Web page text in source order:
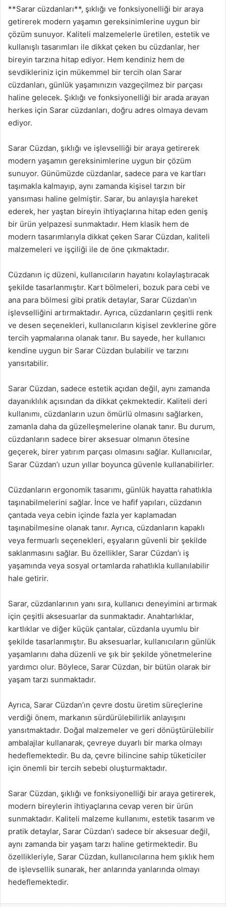
**Sarar cüzdanları**, şıklığı ve fonksiyonelliği bir araya
getirerek modern yaşamın gereksinimlerine uygun bir
çözüm sunuyor. Kaliteli malzemelerle üretilen, estetik ve
kullanışlı tasarımları ile dikkat çeken bu cüzdanlar, her
bireyin tarzına hitap ediyor. Hem kendiniz hem de
sevdikleriniz için mükemmel bir tercih olan Sarar
cüzdanları, günlük yaşamınızın vazgeçilmez bir parçası
haline gelecek. Şıklığı ve fonksiyonelliği bir arada arayan
herkes için Sarar cüzdanları, doğru adres olmaya devam
ediyor.
Sarar Cüzdan, şıklığı ve işlevselliği bir araya getirerek
modern yaşamın gereksinimlerine uygun bir çözüm
sunuyor. Günümüzde cüzdanlar, sadece para ve kartları
taşımakla kalmayıp, aynı zamanda kişisel tarzın bir
yansıması haline gelmiştir. Sarar, bu anlayışla hareket
ederek, her yaştan bireyin ihtiyaçlarına hitap eden geniş
bir ürün yelpazesi sunmaktadır. Hem klasik hem de
modern tasarımlarıyla dikkat çeken Sarar Cüzdan, kaliteli
malzemeleri ve işçiliği ile de öne çıkmaktadır.
Cüzdanın iç düzeni, kullanıcıların hayatını kolaylaştıracak
şekilde tasarlanmıştır. Kart bölmeleri, bozuk para cebi ve
ana para bölmesi gibi pratik detaylar, Sarar Cüzdan’ın
işlevselliğini artırmaktadır. Ayrıca, cüzdanların çeşitli renk
ve desen seçenekleri, kullanıcıların kişisel zevklerine göre
tercih yapmalarına olanak tanır. Bu sayede, her kullanıcı
kendine uygun bir Sarar Cüzdan bulabilir ve tarzını
yansıtabilir.
Sarar Cüzdan, sadece estetik açıdan değil, aynı zamanda
dayanıklılık açısından da dikkat çekmektedir. Kaliteli deri
kullanımı, cüzdanların uzun ömürlü olmasını sağlarken,
zamanla daha da güzelleşmelerine olanak tanır. Bu durum,
cüzdanların sadece birer aksesuar olmanın ötesine
geçerek, birer yatırım parçası olmasını sağlar. Kullanıcılar,
Sarar Cüzdan’ı uzun yıllar boyunca güvenle kullanabilirler.
Cüzdanların ergonomik tasarımı, günlük hayatta rahatlıkla
taşınabilmelerini sağlar. İnce ve hafif yapıları, cüzdanın
çantada veya cebin içinde fazla yer kaplamadan
taşınabilmesine olanak tanır. Ayrıca, cüzdanların kapaklı
veya fermuarlı seçenekleri, eşyaların güvenli bir şekilde
saklanmasını sağlar. Bu özellikler, Sarar Cüzdan’ı iş
yaşamında veya sosyal ortamlarda rahatlıkla kullanılabilir
hale getirir.
Sarar, cüzdanlarının yanı sıra, kullanıcı deneyimini artırmak
için çeşitli aksesuarlar da sunmaktadır. Anahtarlıklar,
kartlıklar ve diğer küçük çantalar, cüzdanla uyumlu bir
şekilde tasarlanmıştır. Bu aksesuarlar, kullanıcıların günlük
yaşamlarını daha düzenli ve şık bir şekilde yönetmelerine
yardımcı olur. Böylece, Sarar Cüzdan, bir bütün olarak bir
yaşam tarzı sunmaktadır.
Ayrıca, Sarar Cüzdan’ın çevre dostu üretim süreçlerine
verdiği önem, markanın sürdürülebilirlik anlayışını
yansıtmaktadır. Doğal malzemeler ve geri dönüştürülebilir
ambalajlar kullanarak, çevreye duyarlı bir marka olmayı
hedeflemektedir. Bu da, çevre bilincine sahip tüketiciler
için önemli bir tercih sebebi oluşturmaktadır.
Sarar Cüzdan, şıklığı ve fonksiyonelliği bir araya getirerek,
modern bireylerin ihtiyaçlarına cevap veren bir ürün
sunmaktadır. Kaliteli malzeme kullanımı, estetik tasarım ve
pratik detaylar, Sarar Cüzdan’ı sadece bir aksesuar değil,
aynı zamanda bir yaşam tarzı haline getirmektedir. Bu
özellikleriyle, Sarar Cüzdan, kullanıcılarına hem şıklık hem
de işlevsellik sunarak, her anlarında yanlarında olmayı
hedeflemektedir.